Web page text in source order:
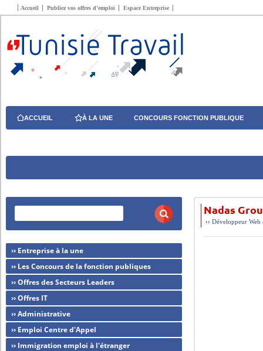
Accueil Publiez vos offres d’emploi Espace Entreprise
ACCUEIL À LA UNE CONCOURS FONCTION PUBLIQUE
Nadas
››Développeur
›› Entreprise à la une
›› Les Concours de la fonction publiques
›› Offres des Secteurs Leaders
›› Offres IT
›› Administrative
›› Emploi Centre d'Appel
›› Immigration emploi à l'étranger